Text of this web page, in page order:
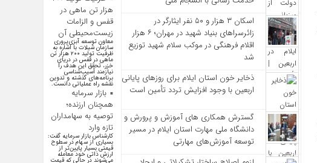
اسکان ۳ هزار و ۵۰ نفر ایثارگر در
زائرسراهای بنیاد شهید در مهران؛ ۶ هزار
اقلام فرهنگی در موکب سلام شهید توزیع
شد
ذخایر خون استان ایلام برای روزهای پایانی
اربعین با وجود افزایش تردد تأمین است
گسترش همکاری‌ های آموزش و پرورش و
دانشگاه ملی مهارت استان ایلام در مسیر
توسعه آموزش‌های مهارتی
هزار تن ماهی در
قفس و الزامات
زیست‌محیطی آن
معاون توسعه آبزی‌پروری
سازمان شیلات با اشاره به
ظرفیت تولید ۲۰۰ هزار تن
ماهی در قفس در دریای
خزر، تحقق این هدف را
نیازمند آسیب‌شناسی
برنامه‌های گذشته و تدوین
نقشه راه عملیاتی دانست.
بازار سرمایه
همچنان ارزنده؛
توصیه به سهامداران
تازه وارد
کارشناس بازار سرمایه گفت:
بسیاری از سهام در سطوح
قیمتی بسیار پایین‌تر از
ارزش ذاتی خود معامله
می‌شوند در حالی که قیمت